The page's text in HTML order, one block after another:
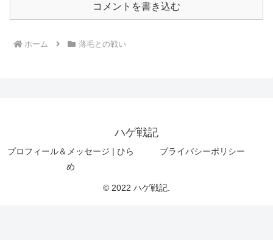
コメントを書き込む
ホーム 薄毛との戦い
ハゲ戦記
プロフィール＆メッセージ | ひら
め
プライバシーポリシー
© 2022 ハゲ戦記.